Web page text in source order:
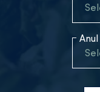
Anul